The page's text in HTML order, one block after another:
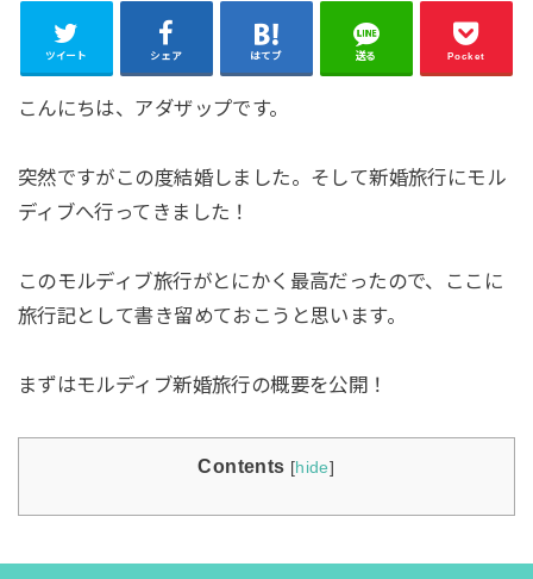
ツイート シェア はてブ 送る Pocket
こんにちは、アダザップです。
突然ですがこの度結婚しました。そして新婚旅行にモル
ディブへ行ってきました！
このモルディブ旅行がとにかく最高だったので、ここに
旅行記として書き留めておこうと思います。
まずはモルディブ新婚旅行の概要を公開！
Contents [hide]